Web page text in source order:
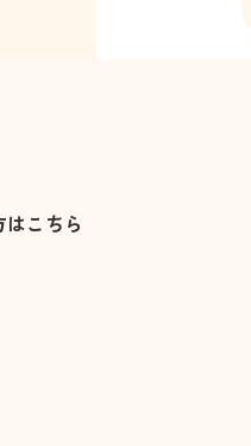
事も
。
こちら